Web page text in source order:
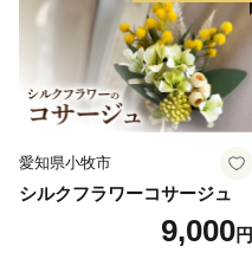
愛知県小牧市
シルクフラワーコサージュ
9,000円